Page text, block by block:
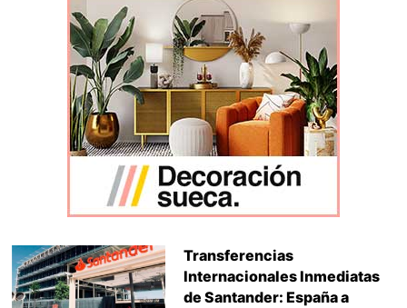
Transferencias
Internacionales Inmediatas
de Santander: España a